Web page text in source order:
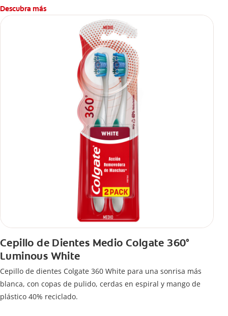
Descubra más
Cepillo de Dientes Medio Colgate 360°
Luminous White
Cepillo de dientes Colgate 360 White para una sonrisa más
blanca, con copas de pulido, cerdas en espiral y mango de
plástico 40% reciclado.